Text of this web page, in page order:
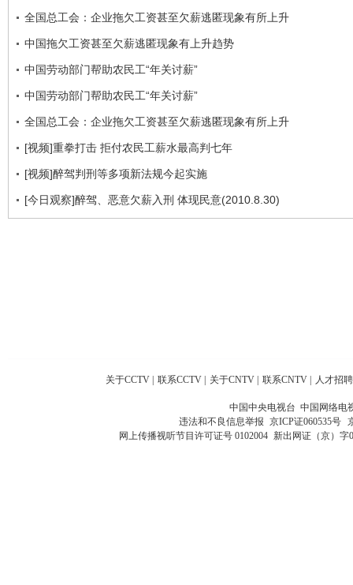
全国总工会：企业拖欠工资甚至欠薪逃匿现象有所上升
中国拖欠工资甚至欠薪逃匿现象有上升趋势
中国劳动部门帮助农民工“年关讨薪”
中国劳动部门帮助农民工“年关讨薪”
全国总工会：企业拖欠工资甚至欠薪逃匿现象有所上升
[视频]重拳打击 拒付农民工薪水最高判七年
[视频]醉驾判刑等多项新法规今起实施
[今日观察]醉驾、恶意欠薪入刑 体现民意(2010.8.30)
关于CCTV 联系CCTV 关于CNTV 联系CNTV 人才招聘
中国中央电视台 中国网络电
违法和不良信息举报 京ICP证060535号
网上传播视听节目许可证号 0102004 新出网证（京）